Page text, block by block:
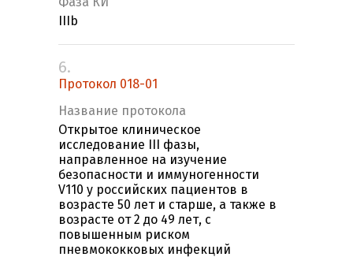
IIIb
6.
Протокол 018-01
Название протокола
Открытое клиническое
исследование III фазы,
направленное на изучение
безопасности и иммуногенности
V110 у российских пациентов в
возрасте 50 лет и старше, а также в
возрасте от 2 до 49 лет, с
повышенным риском
пневмококковых инфекций